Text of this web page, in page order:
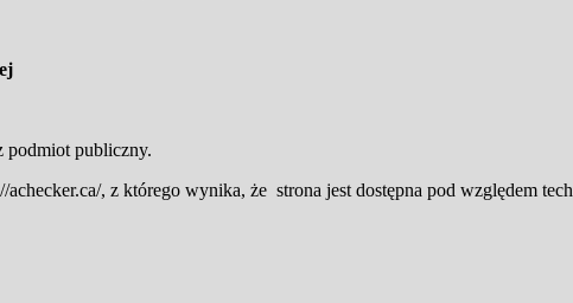
podmiot publiczny.
, z którego wynika, że strona jest dostępna pod względem